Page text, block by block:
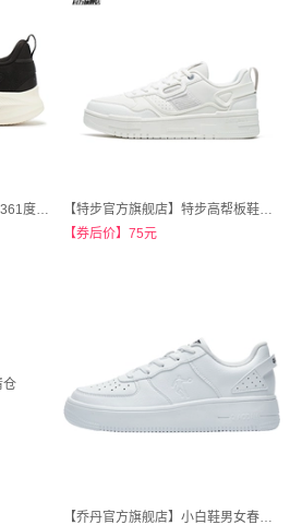
手慢无~闭眼入，史低价！【361度官方旗舰店】361运动鞋休闲鞋合集
【特步官方旗舰店】特步高帮板鞋小白鞋情侣款
【券后价】75元
【乔丹官方旗舰店】小白鞋男女春季厚底休闲鞋子